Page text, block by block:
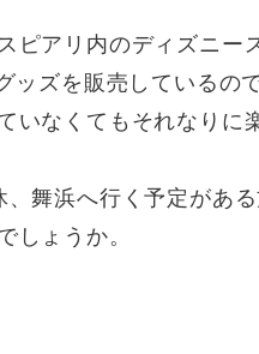
ピアリ内のディズニー
ッズを販売しているの
いなくてもそれなりに
、舞浜へ行く予定があ
しょうか。